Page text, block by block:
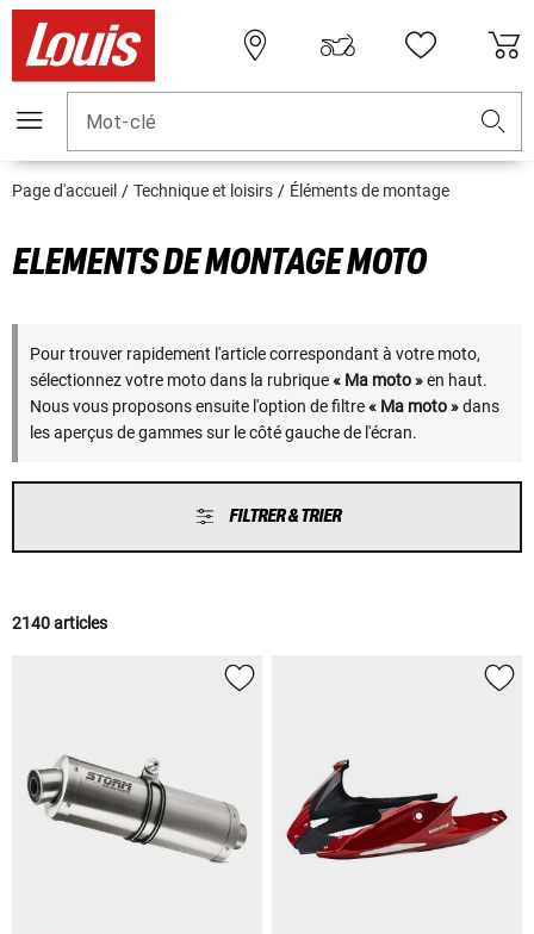
Mot-clé
Page d'accueil Technique et loisirs Éléments de montage
ELEMENTS DE MONTAGE MOTO
Pour trouver rapidement l'article correspondant à votre moto,
sélectionnez votre moto dans la rubrique« Ma moto »en haut.
Nous vous proposons ensuite l'option de filtre« Ma moto »dans
les aperçus de gammes sur le côté gauche de l'écran.
FILTRER & TRIER
2140 articles